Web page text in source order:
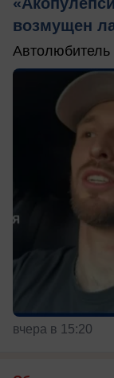
возмущен
вчера в 15:20